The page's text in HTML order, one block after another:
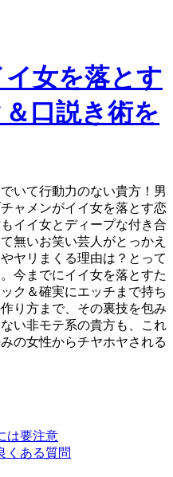
女を落とす
口説き術を
いて行動力のない貴方！男
ャメンがイイ女を落とす恋
イイ女とディープな付き合
無いお笑い芸人がとっかえ
ヤリまくる理由は？とって
今までにイイ女を落とすた
ク＆確実にエッチまで持ち
り方まで、その裏技を包み
い非モテ系の貴方も、これ
の女性からチヤホヤされる
は要注意
くある質問